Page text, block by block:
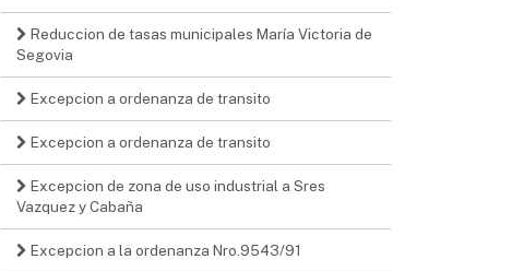
Reduccion de tasas municipales María Victoria de
Segovia
Excepcion a ordenanza de transito
Excepcion a ordenanza de transito
Excepcion de zona de uso industrial a Sres
Vazquez y Cabaña
Excepcion a la ordenanza Nro.9543/91